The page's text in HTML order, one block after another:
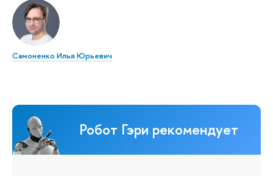
Самоненко Илья Юрьевич
Робот Гэри рекомендует